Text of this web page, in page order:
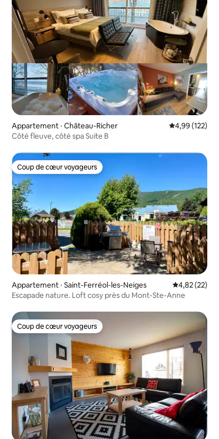
Appartement ⋅ Château-Richer Évaluation
4,99 (122)
Côté fleuve, côté spa Suite B
Coup de cœur voyageurs
Coup de cœur voyageurs
Appartement ⋅ Saint-Ferréol-les-Neiges Évaluation
4,82 (22)
Escapade nature. Loft cosy près du Mont-Ste-Anne
Coup de cœur voyageurs
Coup de cœur voyageurs